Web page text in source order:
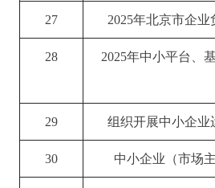
27 2025年北京市企
28 2025年中小平台、
29 组织开展中小企业
30 中小企业（市场